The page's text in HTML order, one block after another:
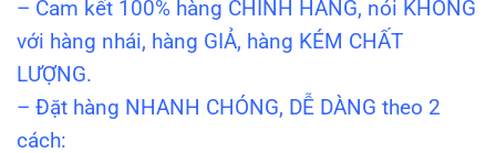
– Cam kết 100% hàng CHÍNH HÃNG, nói KHÔNG
với hàng nhái, hàng GIẢ, hàng KÉM CHẤT
LƯỢNG.
– Đặt hàng NHANH CHÓNG, DỄ DÀNG theo 2
cách: